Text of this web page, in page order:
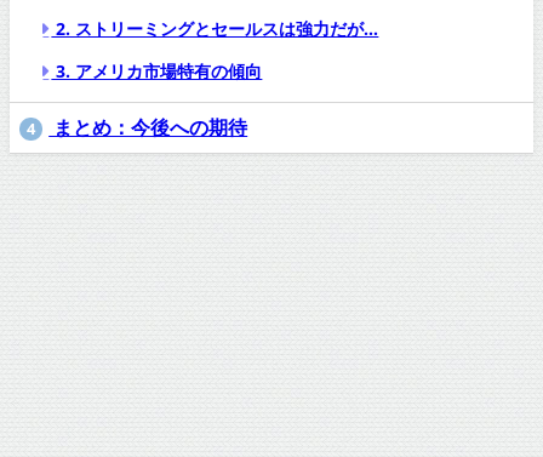
2. ストリーミングとセールスは強力だが…
3. アメリカ市場特有の傾向
4 まとめ：今後への期待